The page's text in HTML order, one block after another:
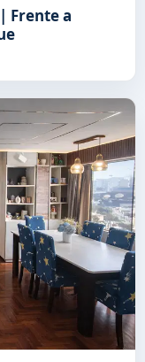
Frente a